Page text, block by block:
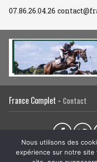
07.86.26.04.26
France Complet - Contact
L’association Actualités
Nous utilisons des
expérience sur notre site